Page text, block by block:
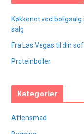
Køkkenet ved
salg
Fra Las Vegas til din
Proteinboller
Kategorier
Aftensmad